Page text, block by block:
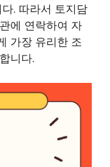
. 따라서 토지담
에 연락하여 자
가장 유리한 조
니다.